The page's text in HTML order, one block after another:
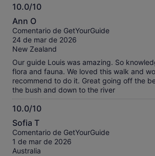
10.0/10
10.0
sobre
10
Ann O
Comentario de GetYourGuide
24 de mar de 2026
New Zealand
Our guide Louis was amazing. So
flora and fauna. We loved this walk and
recommend to do it. Great going off the
the bush and down to the river
10.0/10
10.0
sobre
10
Sofia T
Comentario de GetYourGuide
1 de mar de 2026
Australia